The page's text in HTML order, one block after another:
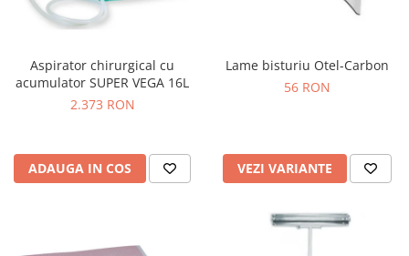
Negatoscoape
OCT - Tomografe in coerenta
optica
Optotipuri, teste de vedere si
proiectoare de teste
Aspirator chirurgical cu
acumulator SUPER VEGA 16L
2.373 RON
ADAUGA IN COS
Lame bisturiu Otel-Carbon
56 RON
VEZI VARIANTE